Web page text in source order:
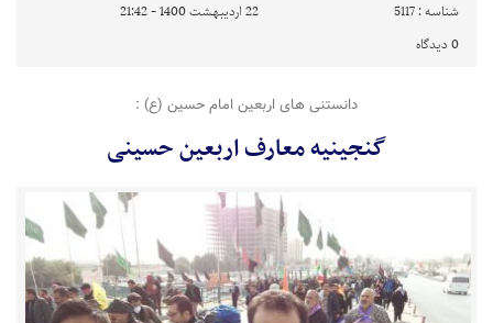
شناسه : 5117
22 اردیبهشت 1400 - 21:42
0 دیدگاه
دانستنی های اربعین امام حسین (ع) :
گنجینیه معارف اربعین حسینی